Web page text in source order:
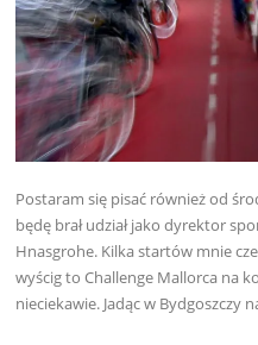
Postaram się pisać również od
będę brał udział jako dyrektor
Hnasgrohe. Kilka startów mnie
wyścig to Challenge Mallorca na
nieciekawie. Jadąc w Bydgoszczy